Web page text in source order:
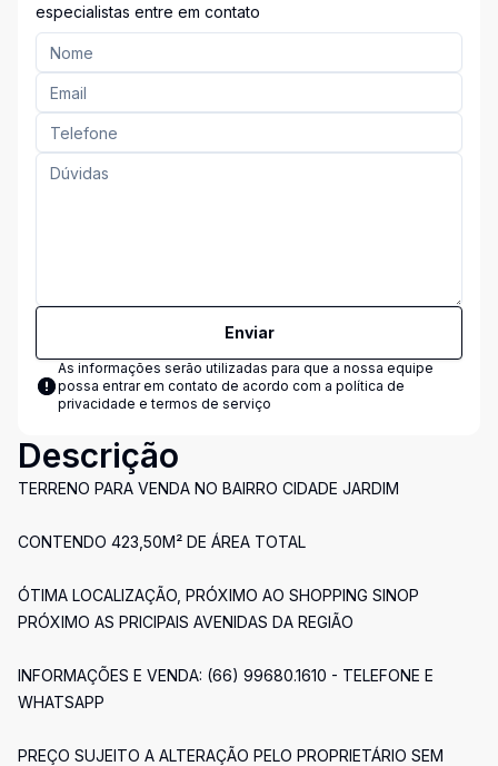
especialistas entre em contato
Enviar
As informações serão utilizadas para que a nossa equipe
possa entrar em contato de acordo com a política de
privacidade e termos de serviço
Descrição
TERRENO PARA VENDA NO BAIRRO CIDADE JARDIM
CONTENDO 423,50M² DE ÁREA TOTAL
ÓTIMA LOCALIZAÇÃO, PRÓXIMO AO SHOPPING SINOP
PRÓXIMO AS PRICIPAIS AVENIDAS DA REGIÃO
INFORMAÇÕES E VENDA: (66) 99680.1610 - TELEFONE E
WHATSAPP
PREÇO SUJEITO A ALTERAÇÃO PELO PROPRIETÁRIO SEM